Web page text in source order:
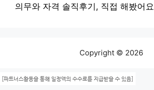
의무와 자격 솔직후기, 직접 해봤어요
Copyright © 2026